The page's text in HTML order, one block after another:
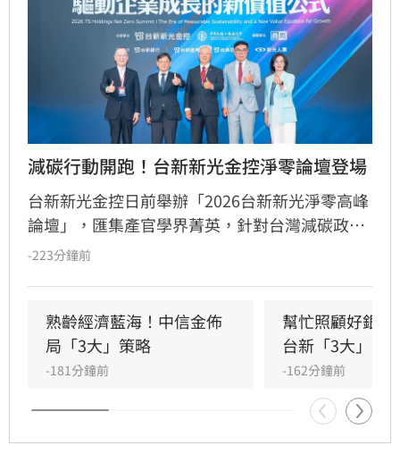
減碳行動開跑！台新新光金控淨零論壇登場
台新新光金控日前舉辦「2026台新新光淨零高峰
論壇」，匯集產官學界菁英，針對台灣減碳政
策、碳定價制度及企業轉型策略進行深度對話。
控總經理林維俊指出，論壇邁入第五年，致力協
助企業將永續轉化為國際競爭力。會中上銀、強
茂、宏碁及金寶等指標企業分享低碳實踐經驗。
台新新光金控憑藉優異的永續績效，不僅連續三
年獲標普全球永續年鑑銀行業全球前1%，更獲
MSCI ESG AAA最高評級，展現其帶領產業接軌
-223分鐘前
熟齡經濟藍海！中信金佈
局「3大」策略
-181分鐘前
幫忙照顧好銀
台新「3大」防
-162分鐘前